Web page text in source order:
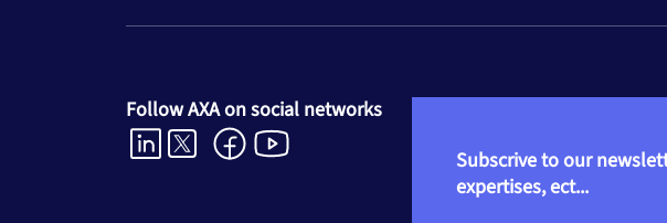
Follow AXA on social networks
Subscrive to our
expertises, ect...